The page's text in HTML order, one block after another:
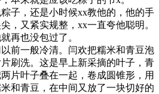
子，还是小时候xx教他的，他的手
，又紧实规整，xx一直夸他聪明。
再也没包过了。
前一般冷清。闫欢把糯米和青豆泡
刷洗。这是早上新采摘的叶子，青
片叶子叠在一起，卷成圆锥形，用
和青豆，在中间又放了一块切好的